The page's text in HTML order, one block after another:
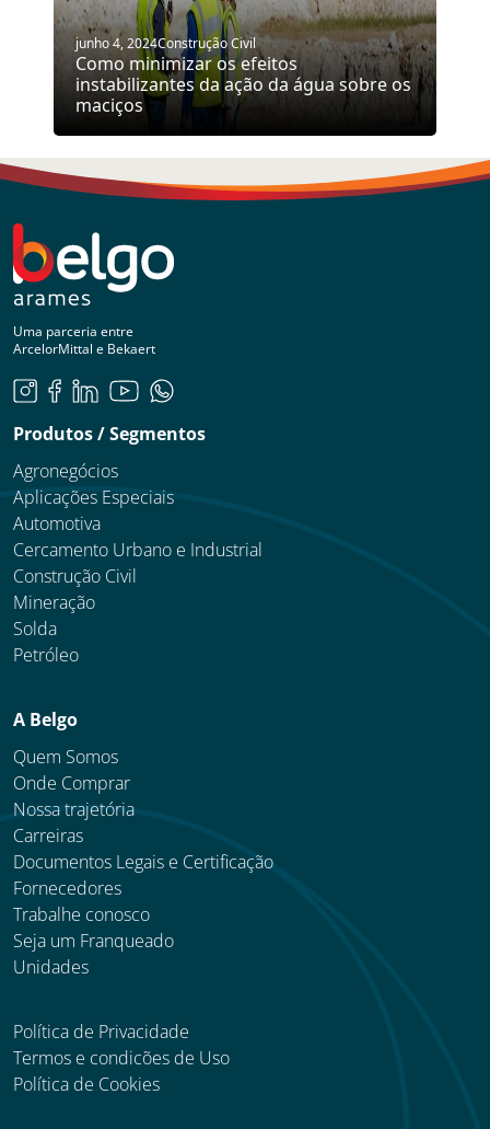
junho 4, 2024Construção Civil
Como minimizar os efeitos
instabilizantes da ação da água sobre os
maciços
Uma parceria entre
ArcelorMittal e Bekaert
Produtos / Segmentos
Agronegócios
Aplicações Especiais
Automotiva
Cercamento Urbano e Industrial
Construção Civil
Mineração
Solda
Petróleo
A Belgo
Quem Somos
Onde Comprar
Nossa trajetória
Carreiras
Documentos Legais e Certificação
Fornecedores
Trabalhe conosco
Seja um Franqueado
Unidades
Política de Privacidade
Termos e condicões de Uso
Política de Cookies